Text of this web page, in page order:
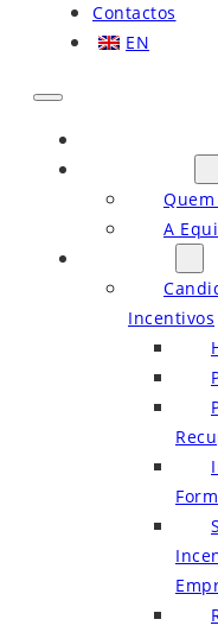
Contactos
EN
Quem
A
Incentivos